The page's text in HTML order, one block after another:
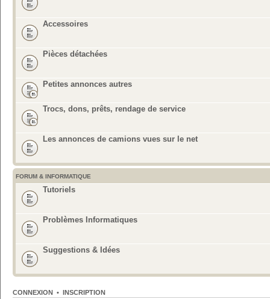
Accessoires
Pièces détachées
Petites annonces autres
Trocs, dons, prêts, rendage de service
Les annonces de camions vues sur le net
FORUM & INFORMATIQUE
Tutoriels
Problèmes Informatiques
Suggestions & Idées
CONNEXION • INSCRIPTION